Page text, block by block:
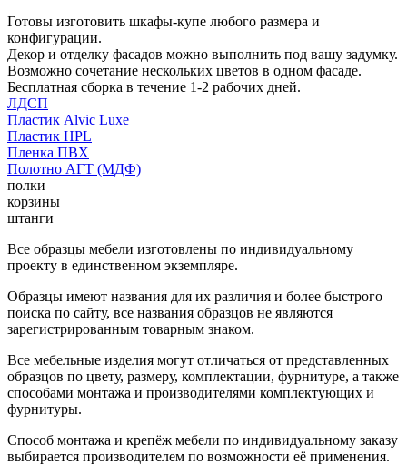
Готовы изготовить шкафы-купе любого размера и
конфигурации.
Декор и отделку фасадов можно выполнить под вашу задумку.
Возможно сочетание нескольких цветов в одном фасаде.
Бесплатная сборка в течение 1-2 рабочих дней.
ЛДСП
Пластик Alvic Luxe
Пластик HPL
Пленка ПВХ
Полотно АГТ (МДФ)
полки
корзины
штанги
Все образцы мебели изготовлены по индивидуальному
проекту в единственном экземпляре.
Образцы имеют названия для их различия и более быстрого
поиска по сайту, все названия образцов не являются
зарегистрированным товарным знаком.
Все мебельные изделия могут отличаться от представленных
образцов по цвету, размеру, комплектации, фурнитуре, а также
способами монтажа и производителями комплектующих и
фурнитуры.
Способ монтажа и крепёж мебели по индивидуальному заказу
выбирается производителем по возможности её применения.